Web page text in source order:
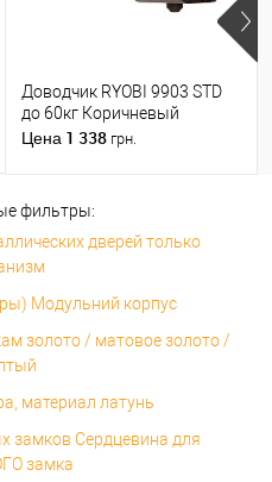
Доводчик RYOBI 9903 STD
до 60кг Коричневый
Цена 1 338 грн.
фильтры:
дверей только
Модульний корпус
золото / матовое золото /
материал латунь
замков Сердцевина для
замка